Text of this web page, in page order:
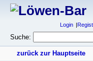
Login
Suche:
zurück zur Hauptseite